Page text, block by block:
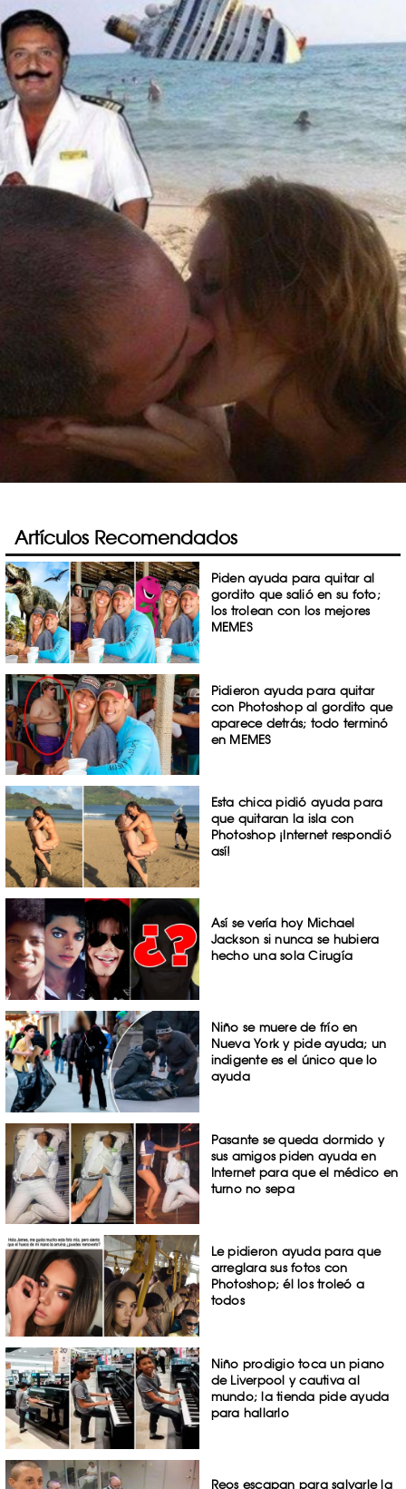
Artículos Recomendados
Piden ayuda para quitar al
gordito que salió en su foto;
los trolean con los mejores
MEMES
Pidieron ayuda para quitar
con Photoshop al gordito que
aparece detrás; todo terminó
en MEMES
Esta chica pidió ayuda para
que quitaran la isla con
Photoshop ¡Internet respondió
así!
Así se vería hoy Michael
Jackson si nunca se hubiera
hecho una sola Cirugía
Niño se muere de frío en
Nueva York y pide ayuda; un
indigente es el único que lo
ayuda
Pasante se queda dormido y
sus amigos piden ayuda en
Internet para que el médico en
turno no sepa
Le pidieron ayuda para que
arreglara sus fotos con
Photoshop; él los troleó a
todos
Niño prodigio toca un piano
de Liverpool y cautiva al
mundo; la tienda pide ayuda
para hallarlo
Reos escapan para salvarle la